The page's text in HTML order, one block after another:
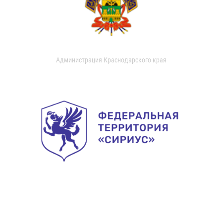
Администрация Краснодарского края